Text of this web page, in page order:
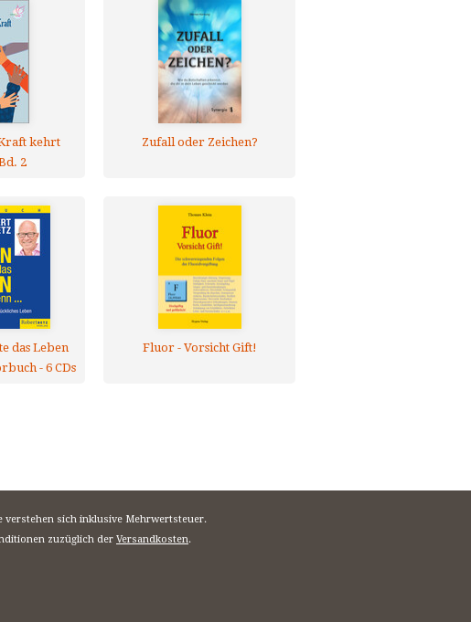
kehrt
2
Zufall oder Zeichen?
das Leben
- 6 CDs
Fluor - Vorsicht Gift!
verstehen sich inklusive Mehrwertsteuer.
zuzüglich der Versandkosten.